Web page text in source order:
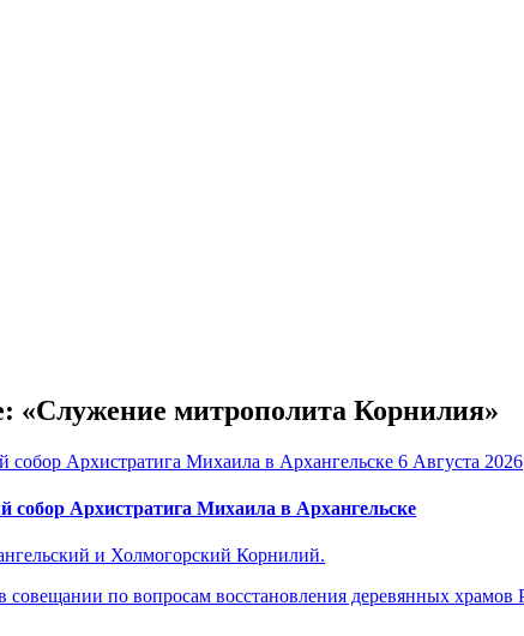
«Служение митрополита Корнилия»
6 Августа 2026
Архистратига Михаила в Архангельске
и Холмогорский Корнилий.